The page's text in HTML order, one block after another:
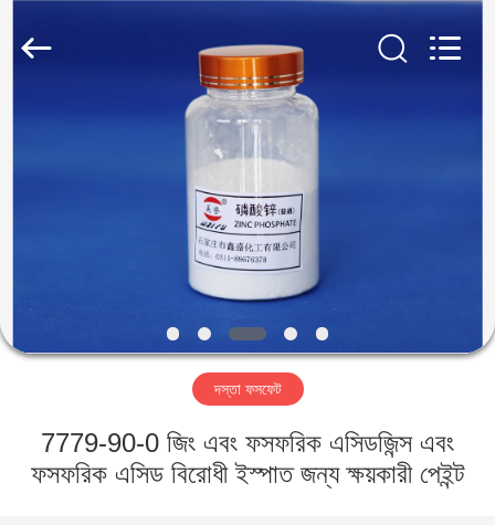
আমাদের
সম্বন্ধে
কারখানা
পরিদর্শন
xinsheng
Rights
দস্তা ফসফেট
7779-90-0 জিং এবং ফসফরিক এসিডজিন্স এবং
ফসফরিক এসিড বিরোধী ইস্পাত জন্য ক্ষয়কারী পেইন্ট